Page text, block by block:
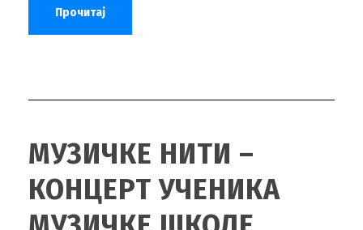
Прочитај
МУЗИЧКЕ НИТИ –
КОНЦЕРТ УЧЕНИКА